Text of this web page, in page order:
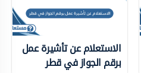
الاستعلام عن تأشيرة عمل
برقم الجواز في قطر